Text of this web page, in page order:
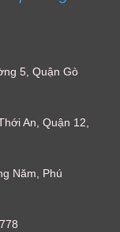
5, Quận Gò
An, Quận 12,
Năm, Phú